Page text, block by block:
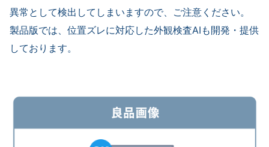
異常として検出してしまいますので、ご注意ください。
製品版では、位置ズレに対応した外観検査AIも開発・提供
しております。